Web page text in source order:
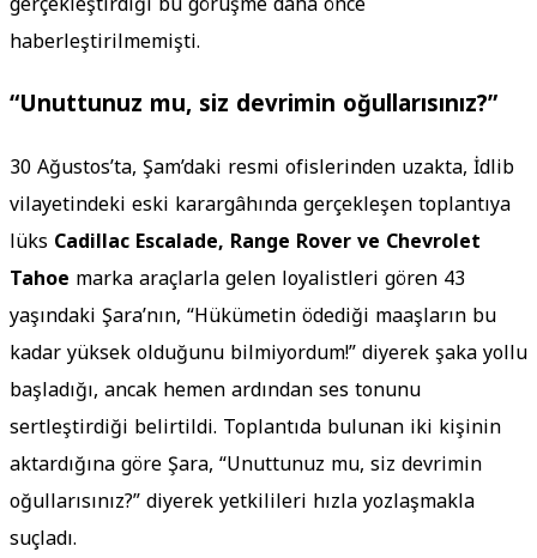
haberleştirilmemişti.
“Unuttunuz mu, siz devrimin oğullarısınız?”
30 Ağustos’ta, Şam’daki resmi ofislerinden uzakta, İdlib
vilayetindeki eski karargâhında gerçekleşen toplantıya
lüks Cadillac Escalade, Range Rover ve Chevrolet
Tahoe marka araçlarla gelen loyalistleri gören 43
yaşındaki Şara’nın, “Hükümetin ödediği maaşların bu
kadar yüksek olduğunu bilmiyordum!” diyerek şaka yollu
başladığı, ancak hemen ardından ses tonunu
sertleştirdiği belirtildi. Toplantıda bulunan iki kişinin
aktardığına göre Şara, “Unuttunuz mu, siz devrimin
oğullarısınız?” diyerek yetkilileri hızla yozlaşmakla
suçladı.